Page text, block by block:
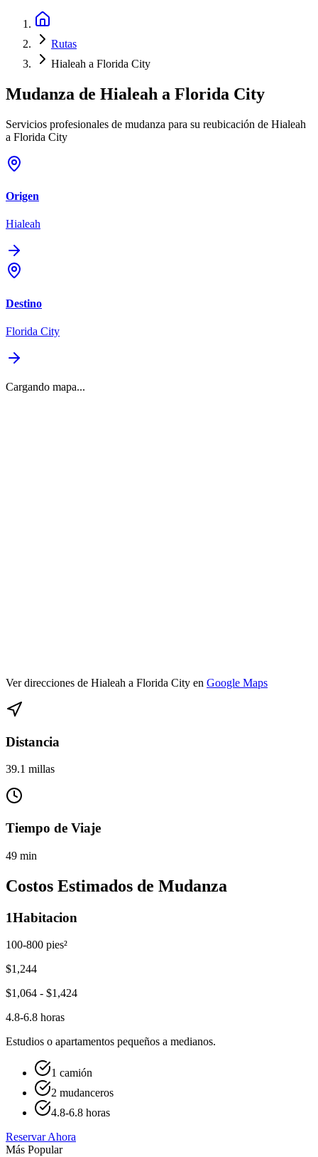
Rutas
Hialeah a Florida City
Mudanza de Hialeah a Florida City
Servicios profesionales de mudanza para su reubicación de Hialeah
a Florida City
Origen
Hialeah
Destino
Florida City
Cargando mapa...
Ver direcciones de Hialeah a Florida City en Google Maps
Distancia
39.1 millas
Tiempo de Viaje
49 min
Costos Estimados de Mudanza
1Habitacion
100-800 pies²
$1,244
$1,064 - $1,424
4.8-6.8 horas
Estudios o apartamentos pequeños a medianos.
1 camión
2 mudanceros
4.8-6.8 horas
Reservar Ahora
Más Popular